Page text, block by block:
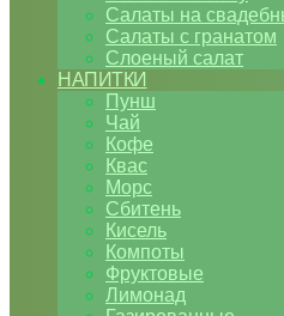
Салаты на
Салаты с гранатом
Слоеный салат
НАПИТКИ
Пунш
Чай
Кофе
Квас
Морс
Сбитень
Кисель
Компоты
Фруктовые
Лимонад